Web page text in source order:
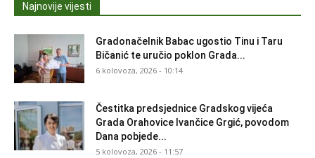
Najnovije vijesti
Gradonačelnik Babac ugostio Tinu i Taru
Bičanić te uručio poklon Grada...
6 kolovoza, 2026 - 10:14
Čestitka predsjednice Gradskog vijeća
Grada Orahovice Ivančice Grgić, povodom
Dana pobjede...
5 kolovoza, 2026 - 11:57